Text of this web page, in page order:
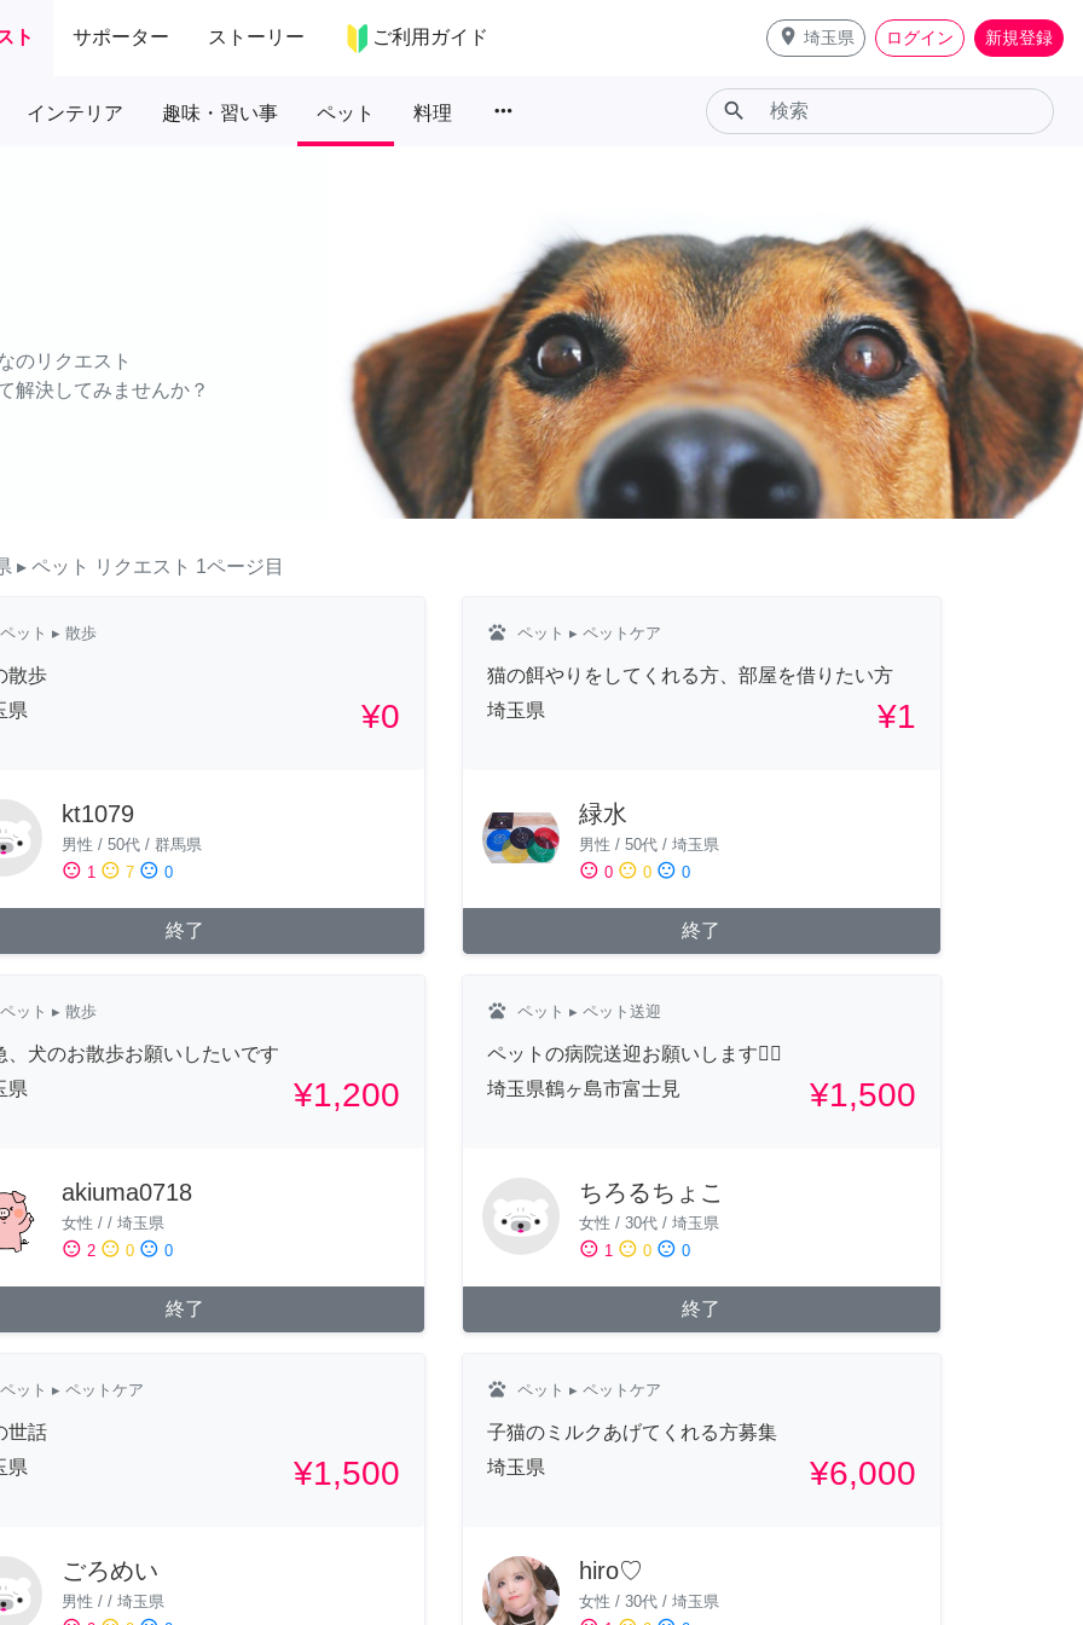
ト サポーター ストーリー ご利用ガイド place 埼玉県 ログイン 新規登録
インテリア 趣味・習い事 ペット 料理 more_horiz search
のリクエスト
解決してみませんか？
▸ ペット リクエスト 1ページ目
ペット ▸ 散歩
散歩
県
¥0
kt1079
男性 / 50代 / 群馬県
sentiment_satisfied 1 sentiment_neutral 7 sentiment_dissatisfied 0
終了
pets ペット ▸ ペットケア
猫の餌やりをしてくれる方、部屋を借りたい方
埼玉県
¥1
緑水
男性 / 50代/ 埼玉県
sentiment_satisfied 0 sentiment_neutral 0 sentiment_dissatisfied 0
終了
ペット ▸ 散歩
、犬のお散歩お願いしたいです
県
¥1,200
akiuma0718
女性 / / 埼玉県
sentiment_satisfied 2 sentiment_neutral 0 sentiment_dissatisfied 0
終了
pets ペット ▸ ペット送迎
ペットの病院送迎お願いします🙇‍♀️
埼玉県鶴ヶ島市富士見
¥1,500
ちろるちょこ
女性 / 30代/ 埼玉県
sentiment_satisfied 1 sentiment_neutral 0 sentiment_dissatisfied 0
終了
ペット ▸ ペットケア
世話
県
¥1,500
ごろめい
男性 / / 埼玉県
pets ペット ▸ ペットケア
子猫のミルクあげてくれる方募集
埼玉県
¥6,000
hiro♡
女性 / 30代/ 埼玉県